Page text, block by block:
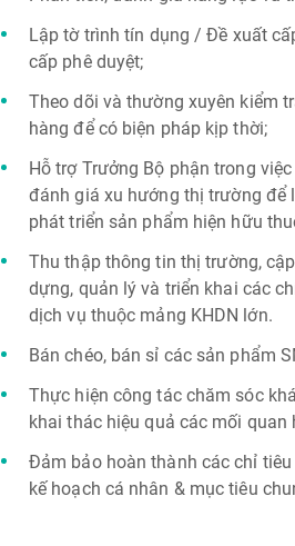
Lập tờ trình tín dụng / Đề xuất
cấp phê duyệt;
Theo dõi và thường xuyên kiểm
hàng để có biện pháp kịp thời;
Hỗ trợ Trưởng Bộ phận trong
đánh giá xu hướng thị trường để
phát triển sản phẩm hiện hữu
Thu thập thông tin thị trường,
dựng, quản lý và triển khai các
dịch vụ thuộc mảng KHDN lớn.
Bán chéo, bán sỉ các sản phẩm
Thực hiện công tác chăm sóc
khai thác hiệu quả các mối quan
Đảm bảo hoàn thành các chỉ
kế hoạch cá nhân & mục tiêu